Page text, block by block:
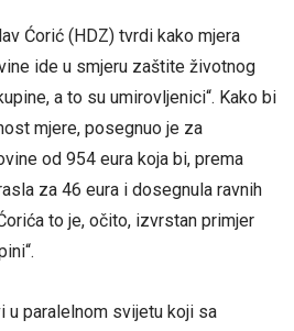
Ćorić (HDZ) tvrdi kako mjera
ide u smjeru zaštite životnog
a to su umirovljenici“. Kako bi
mjere, posegnuo je za
od 954 eura koja bi, prema
za 46 eura i dosegnula ravnih
to je, očito, izvrstan primjer
u paralelnom svijetu koji sa